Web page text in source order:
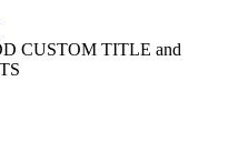
CUSTOM TITLE and